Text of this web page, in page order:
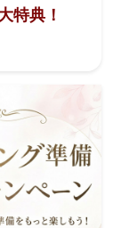
特典！